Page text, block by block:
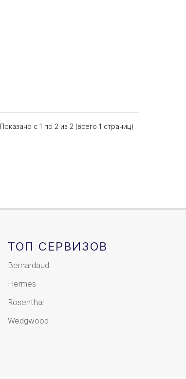
Показано с 1 по 2 из 2 (всего 1 страниц)
ТОП СЕРВИЗОВ
Bernardaud
Hermes
Rosenthal
Wedgwood